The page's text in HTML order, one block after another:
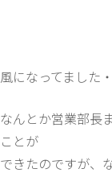
！！！
風になってました
なんとか営業部長
ことが
できたのですが、